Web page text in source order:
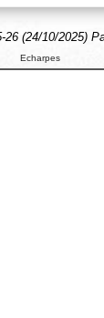
26 (24/10/2025)
Echarpes